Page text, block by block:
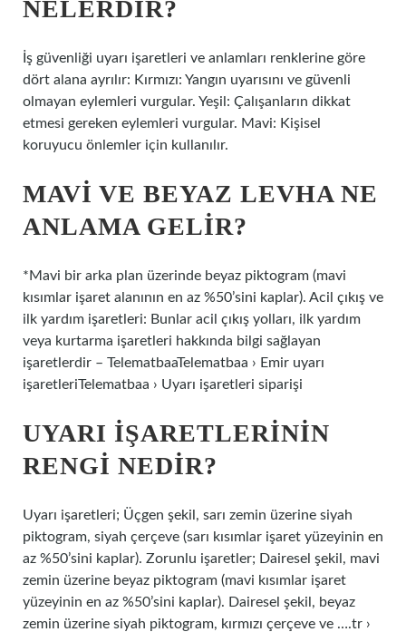
NELERDIR?
İş güvenliği uyarı işaretleri ve anlamları renklerine göre
dört alana ayrılır: Kırmızı: Yangın uyarısını ve güvenli
olmayan eylemleri vurgular. Yeşil: Çalışanların dikkat
etmesi gereken eylemleri vurgular. Mavi: Kişisel
koruyucu önlemler için kullanılır.
MAVI VE BEYAZ LEVHA NE
ANLAMA GELIR?
*Mavi bir arka plan üzerinde beyaz piktogram (mavi
kısımlar işaret alanının en az %50’sini kaplar). Acil çıkış ve
ilk yardım işaretleri: Bunlar acil çıkış yolları, ilk yardım
veya kurtarma işaretleri hakkında bilgi sağlayan
işaretlerdir – TelematbaaTelematbaa › Emir uyarı
işaretleriTelematbaa › Uyarı işaretleri siparişi
UYARI IŞARETLERININ
RENGI NEDIR?
Uyarı işaretleri; Üçgen şekil, sarı zemin üzerine siyah
piktogram, siyah çerçeve (sarı kısımlar işaret yüzeyinin en
az %50’sini kaplar). Zorunlu işaretler; Dairesel şekil, mavi
zemin üzerine beyaz piktogram (mavi kısımlar işaret
yüzeyinin en az %50’sini kaplar). Dairesel şekil, beyaz
zemin üzerine siyah piktogram, kırmızı çerçeve ve ….tr ›